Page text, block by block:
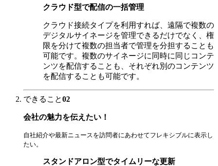
クラウド型で配信の一括管理
クラウド接続タイプを利用すれば、遠隔で複数の
デジタルサイネージを管理できるだけでなく、権
限を分けて複数の担当者で管理を分担することも
可能です。複数のサイネージに同時に同じコンテ
ンツを配信することも、それぞれ別のコンテンツ
を配信することも可能です。
できること02
会社の魅力を伝えたい！
自社紹介や最新ニュースを訪問者にあわせてフレキシブルに表示し
たい。
スタンドアロン型でタイムリーな更新